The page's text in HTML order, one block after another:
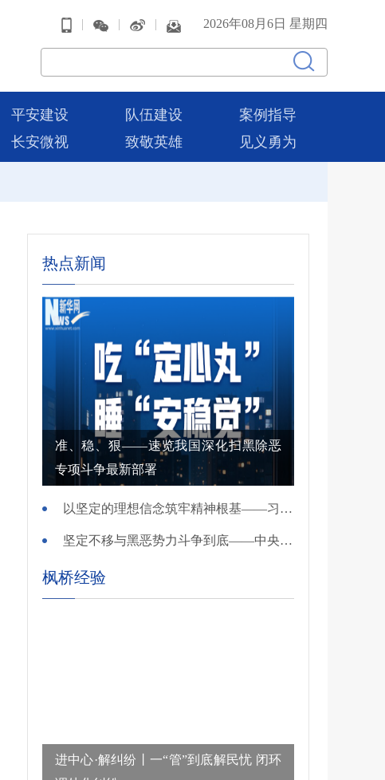
| | | 2026年08月6日 星期四
平安建设 队伍建设
案例指导
长安微视 致敬英雄 见义勇为
热点新闻
准、稳、狠——速览我国深化扫黑除恶
专项斗争最新部署
以坚定的理想信念筑牢精神根基——习近平党建思想理论品格系列述评之一
坚定不移与黑恶势力斗争到底——中央政法委负责同志就开展深化扫黑除恶专项斗争有关问题答记者问
枫桥经验
进中心·解纠纷丨一“管”到底解民忧 闭环